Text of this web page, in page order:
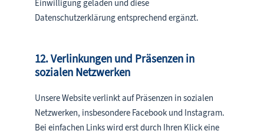
Einwilligung geladen und diese
Datenschutzerklärung entsprechend ergänzt.
12. Verlinkungen und Präsenzen in
sozialen Netzwerken
Unsere Website verlinkt auf Präsenzen in sozialen
Netzwerken, insbesondere Facebook und Instagram.
Bei einfachen Links wird erst durch Ihren Klick eine